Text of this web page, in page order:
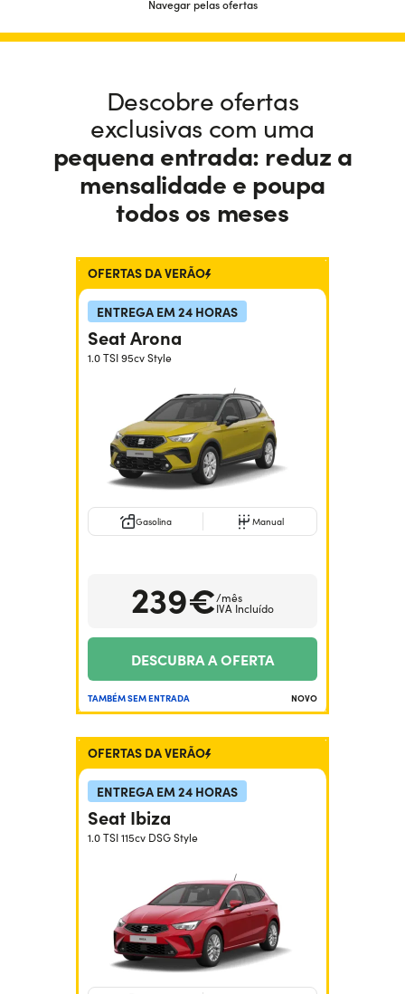
Descobre ofertas
exclusivas com uma
pequena entrada: reduz a
mensalidade e poupa
todos os meses
OFERTAS DA VERÃO
ENTREGA EM 24 HORAS
Seat Arona
1.0 TSI 95cv Style
Gasolina Manual
239€/mês
IVA Incluído
DESCUBRA A OFERTA
TAMBÉM SEM ENTRADA NOVO
OFERTAS DA VERÃO
ENTREGA EM 24 HORAS
Seat Ibiza
1.0 TSI 115cv DSG Style